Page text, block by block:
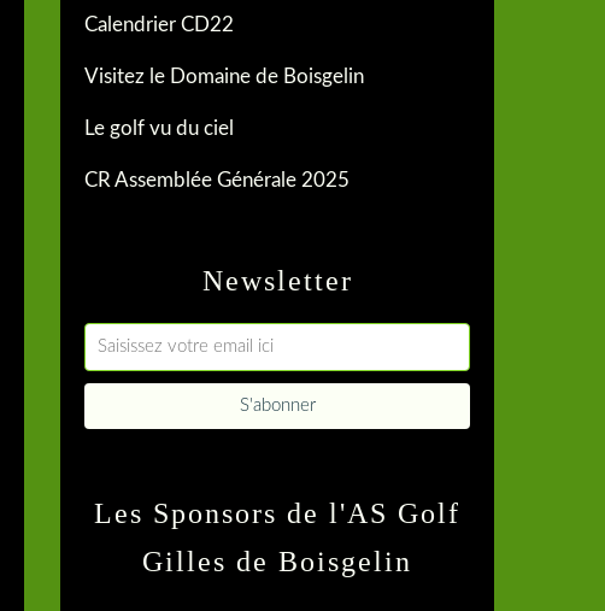
Newsletter
Calendrier CD22
Visitez le Domaine de Boisgelin
Le golf vu du ciel
CR Assemblée Générale 2025
Les Sponsors de l'AS Golf
Gilles de Boisgelin